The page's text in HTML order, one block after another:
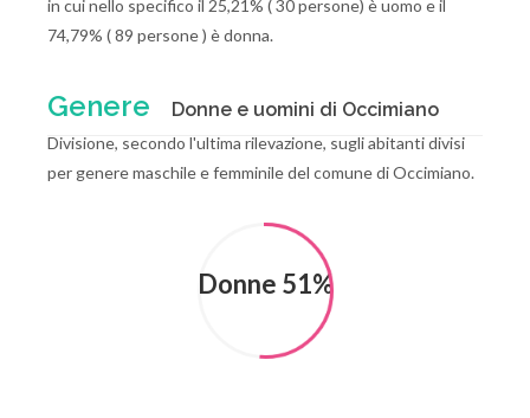
in cui nello specifico il 25,21% ( 30 persone) è uomo e il
74,79% ( 89 persone ) è donna.
Genere Donne e uomini di Occimiano
Divisione, secondo l'ultima rilevazione, sugli abitanti divisi
per genere maschile e femminile del comune di Occimiano.
Donne 51%